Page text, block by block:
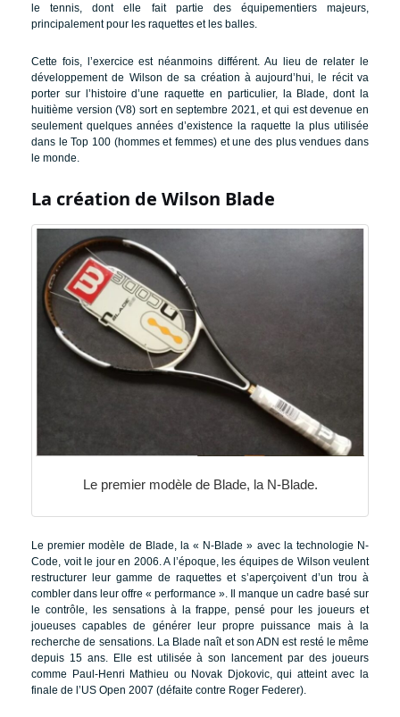
le tennis, dont elle fait partie des équipementiers majeurs,
principalement pour les raquettes et les balles.
Cette fois, l’exercice est néanmoins différent. Au lieu de relater le
développement de Wilson de sa création à aujourd’hui, le récit va
porter sur l’histoire d’une raquette en particulier, la Blade, dont la
huitième version (V8) sort en septembre 2021, et qui est devenue en
seulement quelques années d’existence la raquette la plus utilisée
dans le Top 100 (hommes et femmes) et une des plus vendues dans
le monde.
La création de Wilson Blade
Le premier modèle de Blade, la N-Blade.
Le premier modèle de Blade, la « N-Blade » avec la technologie N-
Code, voit le jour en 2006. A l’époque, les équipes de Wilson veulent
restructurer leur gamme de raquettes et s’aperçoivent d’un trou à
combler dans leur offre « performance ». Il manque un cadre basé sur
le contrôle, les sensations à la frappe, pensé pour les joueurs et
joueuses capables de générer leur propre puissance mais à la
recherche de sensations. La Blade naît et son ADN est resté le même
depuis 15 ans. Elle est utilisée à son lancement par des joueurs
comme Paul-Henri Mathieu ou Novak Djokovic, qui atteint avec la
finale de l’US Open 2007 (défaite contre Roger Federer).